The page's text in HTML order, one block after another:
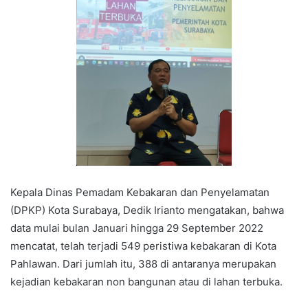
Kepala Dinas Pemadam Kebakaran dan Penyelamatan
(DPKP) Kota Surabaya, Dedik Irianto mengatakan, bahwa
data mulai bulan Januari hingga 29 September 2022
mencatat, telah terjadi 549 peristiwa kebakaran di Kota
Pahlawan. Dari jumlah itu, 388 di antaranya merupakan
kejadian kebakaran non bangunan atau di lahan terbuka.